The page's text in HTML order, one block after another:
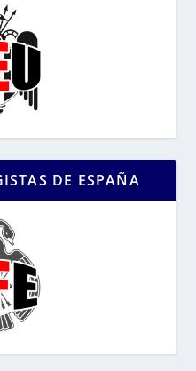
DE ESPAÑA